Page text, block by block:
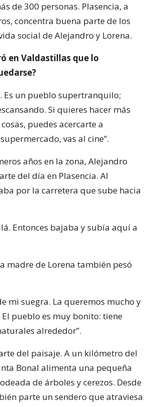
de 300 personas. Plasencia, a
concentra buena parte de los
social de Alejandro y Lorena.
en Valdastillas que lo
Es un pueblo supertranquilo;
Si quieres hacer más
puedes acercarte a
vas al cine”.
años en la zona, Alejandro
del día en Plasencia. Al
por la carretera que sube hacia
Entonces bajaba y subía aquí a
madre de Lorena también pesó
mi suegra. La queremos mucho y
El pueblo es muy bonito: tiene
alrededor”.
del paisaje. A un kilómetro del
Bonal alimenta una pequeña
de árboles y cerezos. Desde
parte un sendero que atraviesa